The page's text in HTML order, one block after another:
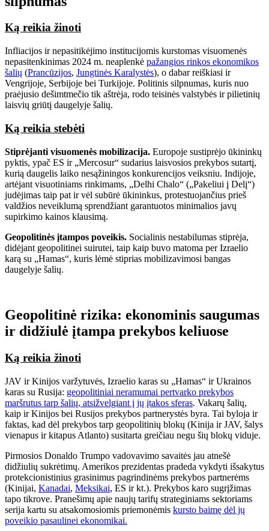
Ką reikia žinoti
Infliacijos ir nepasitikėjimo institucijomis kurstomas visuomenės
nepasitenkinimas 2024 m. neaplenkė pažangios rinkos ekonomikos
šalių (Prancūzijos, Jungtinės Karalystės), o dabar reiškiasi ir
Vengrijoje, Serbijoje bei Turkijoje. Politinis silpnumas, kuris nuo
praėjusio dešimtmečio tik aštrėja, rodo teisinės valstybės ir pilietinių
laisvių griūtį daugelyje šalių.
Ką reikia stebėti
Stiprėjanti visuomenės mobilizacija. Europoje sustiprėjo ūkininkų
pyktis, ypač ES ir „Mercosur“ sudarius laisvosios prekybos sutartį,
kurią daugelis laiko nesąžiningos konkurencijos veiksniu. Indijoje,
artėjant visuotiniams rinkimams, „Delhi Chalo“ („Pakeliui į Delį“)
judėjimas taip pat ir vėl subūrė ūkininkus, protestuojančius prieš
valdžios neveiklumą sprendžiant garantuotos minimalios javų
supirkimo kainos klausimą.
Geopolitinės įtampos poveikis. Socialinis nestabilumas stiprėja,
didėjant geopolitinei suirutei, taip kaip buvo matoma per Izraelio
karą su „Hamas“, kuris lėmė stiprias mobilizavimosi bangas
daugelyje šalių.
Geopolitinė rizika: ekonominis saugumas
ir didžiulė įtampa prekybos keliuose
Ką reikia žinoti
JAV ir Kinijos varžytuvės, Izraelio karas su „Hamas“ ir Ukrainos
karas su Rusija: geopolitiniai neramumai pertvarko prekybos
maršrutus tarp šalių, atsižvelgiant į jų įtakos sferas. Vakarų šalių,
kaip ir Kinijos bei Rusijos prekybos partnerystės byra. Tai byloja ir
faktas, kad dėl prekybos tarp geopolitinių blokų (Kinija ir JAV, šalys
vienapus ir kitapus Atlanto) susitarta greičiau negu šių blokų viduje.
Pirmosios Donaldo Trumpo vadovavimo savaitės jau atnešė
didžiulių sukrėtimų. Amerikos prezidentas pradeda vykdyti išsakytus
protekcionistinius grasinimus pagrindinėms prekybos partnerėms
(Kinijai, Kanadai, Meksikai, ES ir kt.). Prekybos karo sugrįžimas
tapo tikrove. Pranešimų apie naujų tarifų strateginiams sektoriams
serija kartu su atsakomosiomis priemonėmis kursto baimę dėl jų
poveikio pasaulinei ekonomikai.